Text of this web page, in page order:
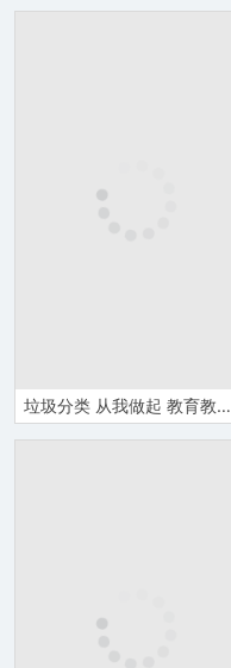
垃圾分类 从我做起 教育教学课件PPT模板